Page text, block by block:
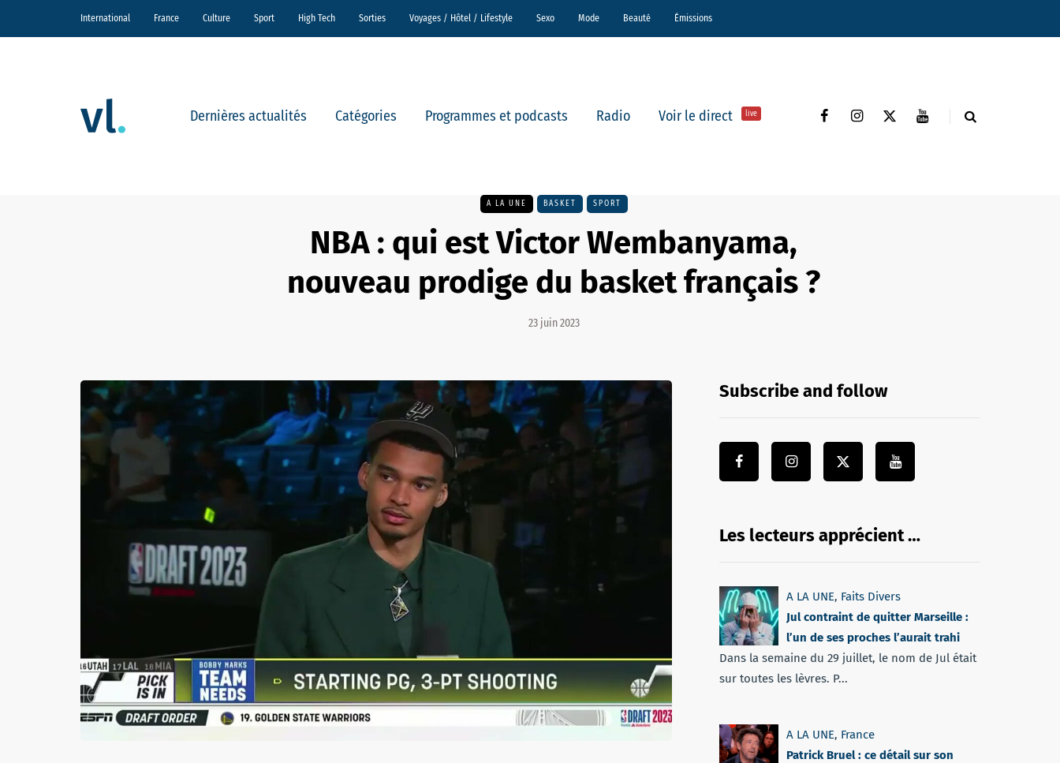
International France Culture Sport High Tech Sorties Voyages / Hôtel / Lifestyle Sexo Mode Beauté Émissions
Dernières actualités Catégories Programmes et podcasts Radio Voir le direct live
A LA UNE BASKET SPORT
NBA : qui est Victor Wembanyama,
nouveau prodige du basket français ?
23 juin 2023
Subscribe and follow
Les lecteurs apprécient …
A LA UNE, Faits Divers
Jul contraint de quitter Marseille :
l’un de ses proches l’aurait trahi
Dans la semaine du 29 juillet, le nom de Jul était
sur toutes les lèvres. P...
A LA UNE, France
Patrick Bruel : ce détail sur son